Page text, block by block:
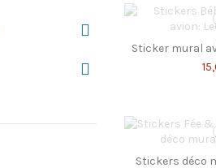
Sticker mural
Stickers déco